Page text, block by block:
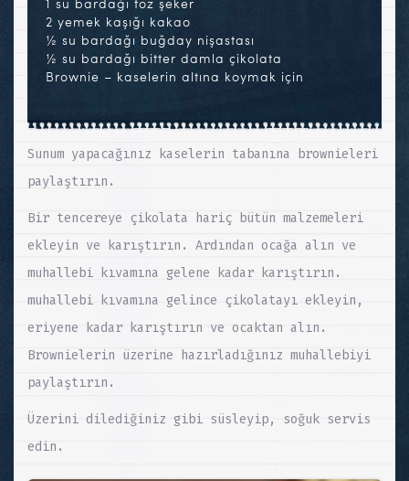
1 su bardağı toz şeker
2 yemek kaşığı kakao
½ su bardağı buğday nişastası
½ su bardağı bitter damla çikolata
Brownie – kaselerin altına koymak için
Sunum yapacağınız kaselerin tabanına brownieleri
paylaştırın.
Bir tencereye çikolata hariç bütün malzemeleri
ekleyin ve karıştırın. Ardından ocağa alın ve
muhallebi kıvamına gelene kadar karıştırın.
muhallebi kıvamına gelince çikolatayı ekleyin,
eriyene kadar karıştırın ve ocaktan alın.
Brownielerin üzerine hazırladığınız muhallebiyi
paylaştırın.
Üzerini dilediğiniz gibi süsleyip, soğuk servis
edin.